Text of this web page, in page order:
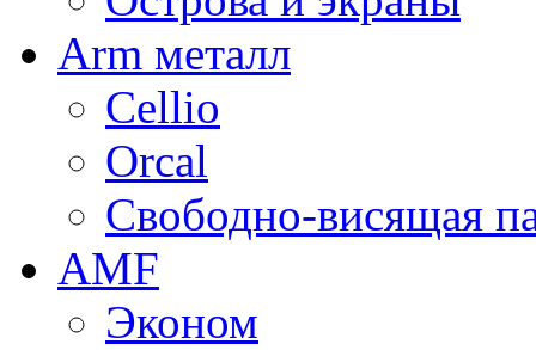
Arm металл
Cellio
Orcal
Свободно-висящая
AMF
Эконом